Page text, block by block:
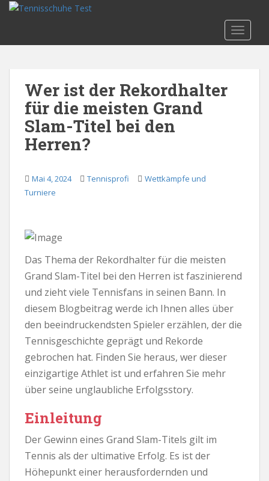
p
Wer ist der Rekordhalter
für die meisten Grand
Slam-Titel bei den
Herren?
Mai 4, 2024 Tennisprofi
Wettkämpfe und
Turniere
Das Thema der Rekordhalter für die meisten
Grand Slam-Titel bei den Herren ist faszinierend
und zieht viele Tennisfans in seinen Bann. In
diesem Blogbeitrag werde ich Ihnen alles über
den beeindruckendsten Spieler erzählen, der die
Tennisgeschichte geprägt und Rekorde
gebrochen hat. Finden Sie heraus, wer dieser
einzigartige Athlet ist und erfahren Sie mehr
über seine unglaubliche Erfolgsstory.
Einleitung
Der Gewinn eines Grand Slam-Titels gilt im
Tennis als der ultimative Erfolg. Es ist der
Höhepunkt einer herausfordernden und